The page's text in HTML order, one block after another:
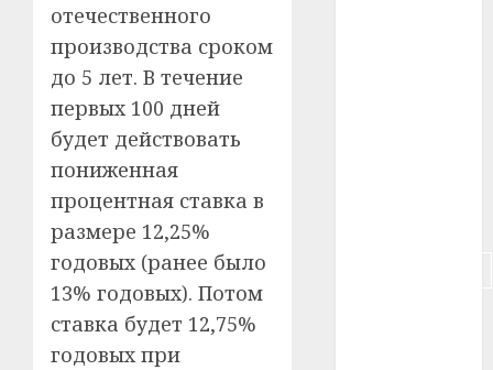
отечественного
производства сроком
до 5 лет. В течение
первых 100 дней
будет действовать
пониженная
процентная ставка в
размере 12,25%
годовых (ранее было
13% годовых). Потом
ставка будет 12,75%
годовых при